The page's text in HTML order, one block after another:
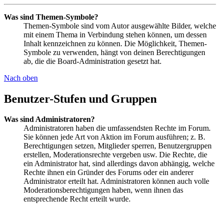
Was sind Themen-Symbole?
Themen-Symbole sind vom Autor ausgewählte Bilder, welche
mit einem Thema in Verbindung stehen können, um dessen
Inhalt kennzeichnen zu können. Die Möglichkeit, Themen-
Symbole zu verwenden, hängt von deinen Berechtigungen
ab, die die Board-Administration gesetzt hat.
Nach oben
Benutzer-Stufen und Gruppen
Was sind Administratoren?
Administratoren haben die umfassendsten Rechte im Forum.
Sie können jede Art von Aktion im Forum ausführen; z. B.
Berechtigungen setzen, Mitglieder sperren, Benutzergruppen
erstellen, Moderationsrechte vergeben usw. Die Rechte, die
ein Administrator hat, sind allerdings davon abhängig, welche
Rechte ihnen ein Gründer des Forums oder ein anderer
Administrator erteilt hat. Administratoren können auch volle
Moderationsberechtigungen haben, wenn ihnen das
entsprechende Recht erteilt wurde.